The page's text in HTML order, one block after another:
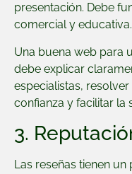
presentación. Debe
comercial y educativa.
Una buena web para
debe explicar
especialistas,
confianza y facilitar la
3.
Las reseñas tienen